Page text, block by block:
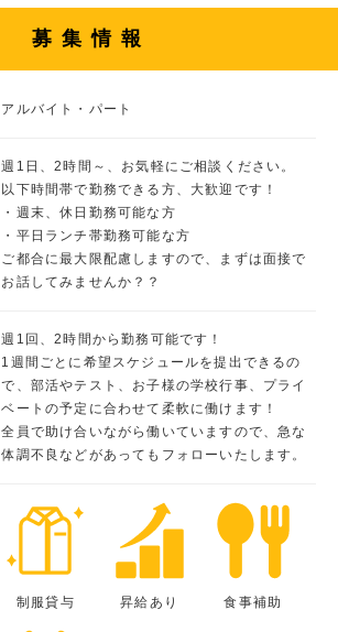
募集情報
アルバイト・パート
週1日、2時間～、お気軽にご相談ください。
以下時間帯で勤務できる方、大歓迎です！
・週末、休日勤務可能な方
・平日ランチ帯勤務可能な方
ご都合に最大限配慮しますので、まずは面接で
お話してみませんか？？
週1回、2時間から勤務可能です！
1週間ごとに希望スケジュールを提出できるの
で、部活やテスト、お子様の学校行事、プライ
ベートの予定に合わせて柔軟に働けます！
全員で助け合いながら働いていますので、急な
体調不良などがあってもフォローいたします。
制服貸与 昇給あり 食事補助